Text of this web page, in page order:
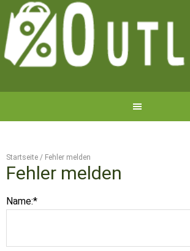
Startseite / Fehler melden
Fehler melden
Name:*